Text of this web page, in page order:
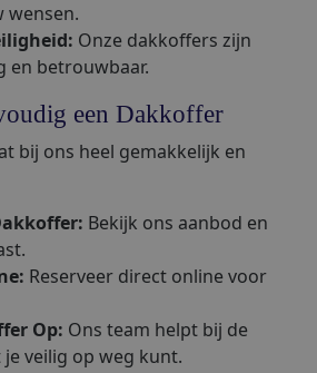
wensen.
Onze dakkoffers zijn
en betrouwbaar.
een Dakkoffer
bij ons heel gemakkelijk en
Bekijk ons aanbod en
Reserveer direct online voor
Op: Ons team helpt bij de
veilig op weg kunt.